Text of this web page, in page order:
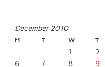
December 2010
M T W T
1 2
6
7 8 9